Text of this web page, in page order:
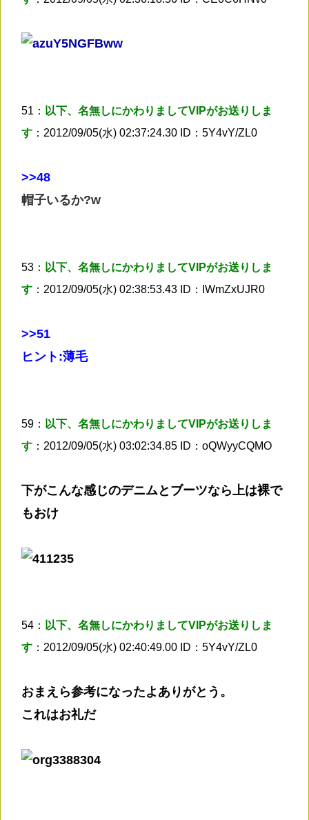
51： 以下、名無しにかわりましてVIPがお送りしま
す ：2012/09/05(水) 02:37:24.30 ID：5Y4vY/ZL0
>>48
帽子いるか?w
53： 以下、名無しにかわりましてVIPがお送りしま
す ：2012/09/05(水) 02:38:53.43 ID：IWmZxUJR0
>>51
ヒント:薄毛
59： 以下、名無しにかわりましてVIPがお送りしま
す ：2012/09/05(水) 03:02:34.85 ID：oQWyyCQMO
下がこんな感じのデニムとブーツなら上は裸で
もおけ
54： 以下、名無しにかわりましてVIPがお送りしま
す ：2012/09/05(水) 02:40:49.00 ID：5Y4vY/ZL0
おまえら参考になったよありがとう。
これはお礼だ